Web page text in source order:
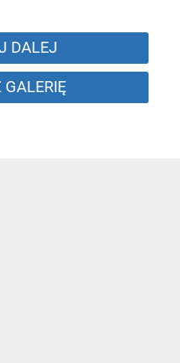
DALEJ